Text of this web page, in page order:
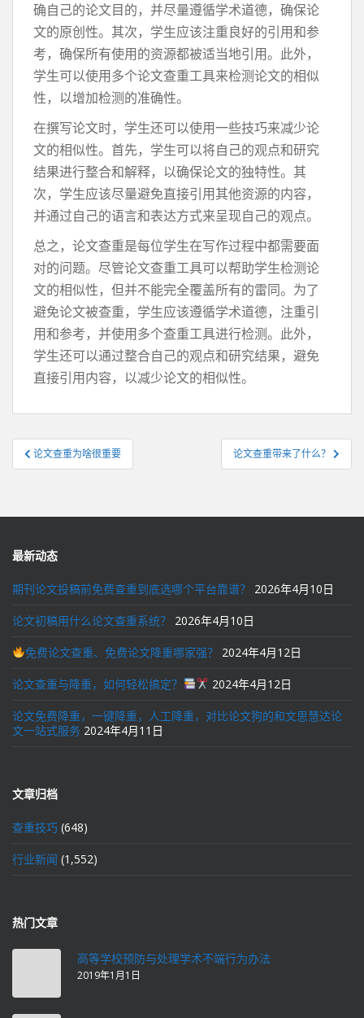
确自己的论文目的，并尽量遵循学术道德，确保论
文的原创性。其次，学生应该注重良好的引用和参
考，确保所有使用的资源都被适当地引用。此外，
学生可以使用多个论文查重工具来检测论文的相似
性，以增加检测的准确性。
在撰写论文时，学生还可以使用一些技巧来减少论
文的相似性。首先，学生可以将自己的观点和研究
结果进行整合和解释，以确保论文的独特性。其
次，学生应该尽量避免直接引用其他资源的内容，
并通过自己的语言和表达方式来呈现自己的观点。
总之，论文查重是每位学生在写作过程中都需要面
对的问题。尽管论文查重工具可以帮助学生检测论
文的相似性，但并不能完全覆盖所有的雷同。为了
避免论文被查重，学生应该遵循学术道德，注重引
用和参考，并使用多个查重工具进行检测。此外，
学生还可以通过整合自己的观点和研究结果，避免
直接引用内容，以减少论文的相似性。
文
章
航
论文查重为啥很重要 论文查重带来了什么？
最新动态
期刊论文投稿前免费查重到底选哪个平台靠谱？ 2026年4月10日
论文初稿用什么论文查重系统？ 2026年4月10日
免费论文查重、免费论文降重哪家强？ 2024年4月12日
论文查重与降重，如何轻松搞定？ 2024年4月12日
论文免费降重，一键降重，人工降重，对比论文狗的和文思慧达论
文一站式服务 2024年4月11日
文章归档
查重技巧 (648)
行业新闻 (1,552)
热门文章
高等学校预防与处理学术不端行为办法
2019年1月1日